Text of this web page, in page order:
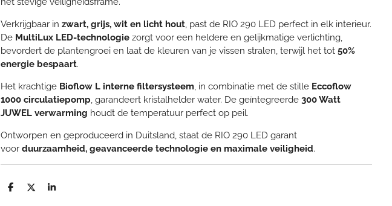
Verkrijgbaar in zwart, grijs, wit en licht hout, past de RIO 290 LED perfect in elk interieur.
De MultiLux LED-technologie zorgt voor een heldere en gelijkmatige verlichting,
bevordert de plantengroei en laat de kleuren van je vissen stralen, terwijl het tot 50%
energie bespaart.
Het krachtige Bioflow L interne filtersysteem, in combinatie met de stille Eccoflow
1000 circulatiepomp, garandeert kristalhelder water. De geïntegreerde 300 Watt
JUWEL verwarming houdt de temperatuur perfect op peil.
Ontworpen en geproduceerd in Duitsland, staat de RIO 290 LED garant
voor duurzaamheid, geavanceerde technologie en maximale veiligheid.
D
D
S